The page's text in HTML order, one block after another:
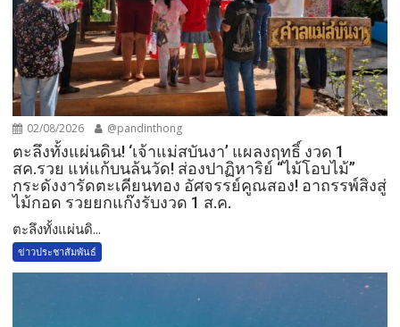
02/08/2026 @pandinthong
ตะลึงทั้งแผ่นดิน! ‘เจ้าแม่สบันงา’ แผลงฤทธิ์ งวด 1
สค.รวย แห่แก้บนล้นวัด!​ ส่องปาฏิหาริย์ “ไม้โอบไม้”
กระดังงารัดตะเคียนทอง อัศจรรย์คูณสอง! อาถรรพ์สิงสู่
ไม้กอด รวยยกแก๊งรับงวด 1 ส.ค.​
​ตะลึงทั้งแผ่นดิ...
ข่าวประชาสัมพันธ์